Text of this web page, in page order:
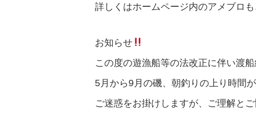
詳しくはホームページ内のアメブロも
お知らせ
この度の遊漁船等の法改正に伴い渡船
5月から9月の磯、朝釣りの上り時間
ご迷惑をお掛けしますが、ご理解と